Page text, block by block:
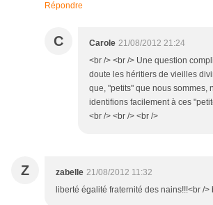
Répondre
C Carole 21/08/2012 21:24
<br /> <br /> Une question
doute les héritiers de vieilles
que, "petits" que nous sommes,
identifions facilement à ces
<br /> <br /> <br />
Z zabelle 21/08/2012 11:32
liberté égalité fraternité des nains!!!<br /